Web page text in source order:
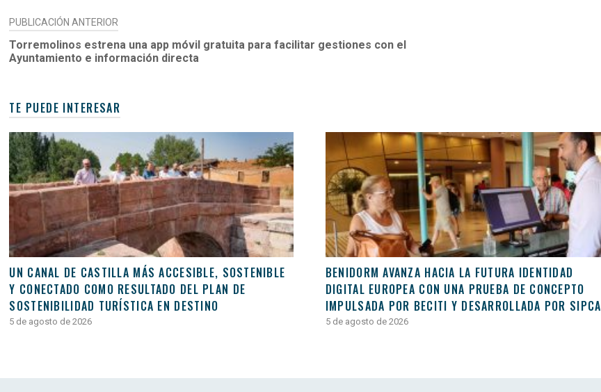
NAVEGACIÓN
DE
ENTRADAS
PUBLICACIÓN ANTERIOR
Torremolinos estrena una app móvil gratuita para facilitar gestiones con el
Ayuntamiento e información directa
TE PUEDE INTERESAR
UN CANAL DE CASTILLA MÁS ACCESIBLE, SOSTENIBLE
Y CONECTADO COMO RESULTADO DEL PLAN DE
SOSTENIBILIDAD TURÍSTICA EN DESTINO
5 de agosto de 2026
BENIDORM AVANZA HACIA LA FUTURA IDENTIDAD
DIGITAL EUROPEA CON UNA PRUEBA DE CONCEPTO
IMPULSADA POR BECITI Y DESARROLLADA POR SIPCA
5 de agosto de 2026